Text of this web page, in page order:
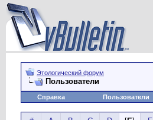
Этологический форум
Пользователи
Справка Пользователи